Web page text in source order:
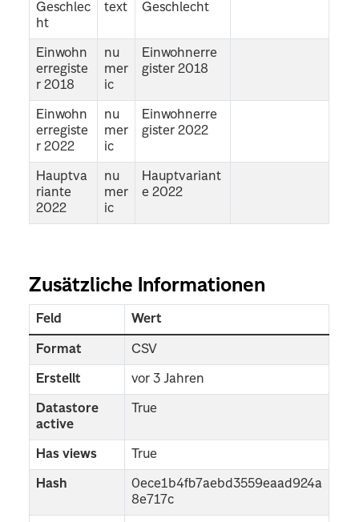
Geschlec
ht
text Geschlecht
Einwohn
erregiste
r 2018
nu
mer
ic
Einwohnerre
gister 2018
Einwohn
erregiste
r 2022
nu
mer
ic
Einwohnerre
gister 2022
Hauptva
riante
2022
nu
mer
ic
Hauptvariant
e 2022
Zusätzliche Informationen
Feld Wert
Format CSV
Erstellt vor 3 Jahren
Datastore
active
True
Has views True
Hash
0ece1b4fb7aebd3559eaad924a
8e717c